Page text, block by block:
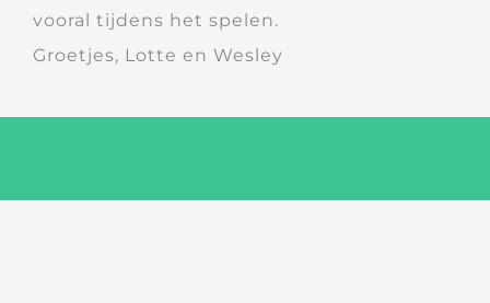
vooral tijdens het spelen.
Groetjes, Lotte en Wesley